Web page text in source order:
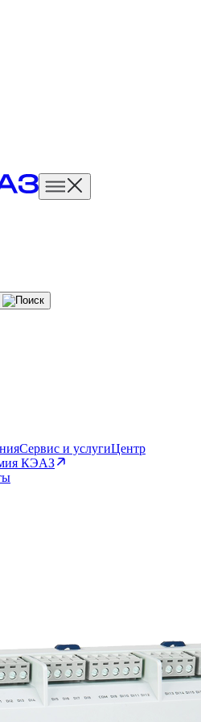
Сервис и услугиЦентр
КЭАЗ